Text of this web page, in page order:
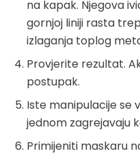
na kapak. Njegova
gornjoj liniji rasta
izlaganja toplog
Provjerite rezultat.
postupak.
Iste manipulacije se
jednom zagrejavaju
Primijeniti maskaru